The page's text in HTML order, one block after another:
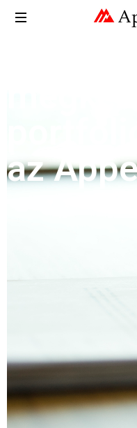
az